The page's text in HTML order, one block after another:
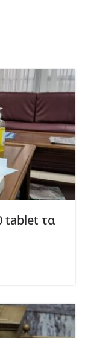
tablet τα